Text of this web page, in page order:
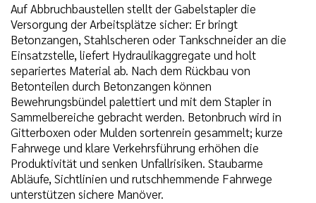
Auf Abbruchbaustellen stellt der Gabelstapler die
Versorgung der Arbeitsplätze sicher: Er bringt
Betonzangen, Stahlscheren oder Tankschneider an die
Einsatzstelle, liefert Hydraulikaggregate und holt
separiertes Material ab. Nach dem Rückbau von
Betonteilen durch Betonzangen können
Bewehrungsbündel palettiert und mit dem Stapler in
Sammelbereiche gebracht werden. Betonbruch wird in
Gitterboxen oder Mulden sortenrein gesammelt; kurze
Fahrwege und klare Verkehrsführung erhöhen die
Produktivität und senken Unfallrisiken. Staubarme
Abläufe, Sichtlinien und rutschhemmende Fahrwege
unterstützen sichere Manöver.